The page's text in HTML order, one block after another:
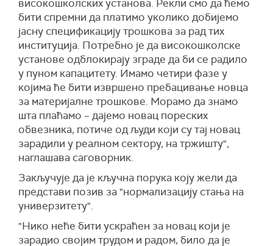
високошколских установа. Рекли смо да ћемо
бити спремни да платимо уколико добијемо
јасну спецификацију трошкова за рад тих
институција. Потребно је да високошколске
установе одблокирају зграде да би се радило
у пуном капацитету. Имамо четири фазе у
којима ће бити извршено пребацивање новца
за материјалне трошкове. Морамо да знамо
шта плаћамо – дајемо новац пореских
обвезника, потиче од људи који су тај новац
зарадили у реалном сектору, на тржишту",
наглашава саговорник.
Закључује да је кључна порука коју жели да
представи позив за "нормализацију стања на
универзитету".
"Нико неће бити ускраћен за новац који је
зарадио својим трудом и радом, било да је